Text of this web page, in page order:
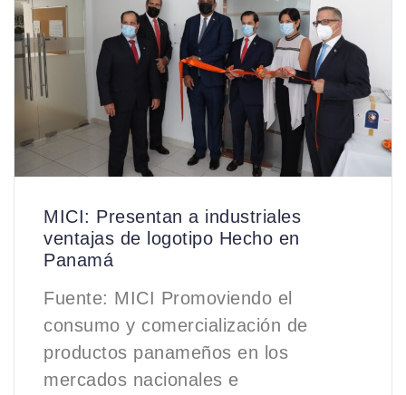
MICI: Presentan a industriales
ventajas de logotipo Hecho en
Panamá
Fuente: MICI Promoviendo el
consumo y comercialización de
productos panameños en los
mercados nacionales e